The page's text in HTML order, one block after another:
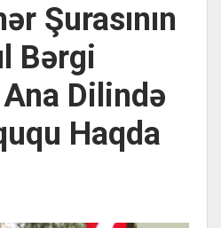
Şurasının
Bərgi
Dilində
Haqda